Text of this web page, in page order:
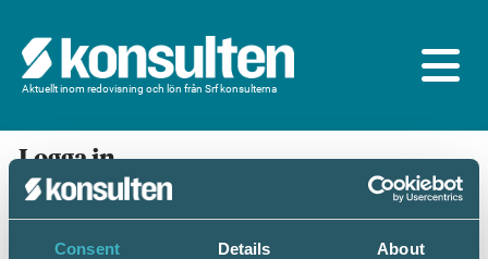
Consent Details About
Aktuellt inom redovisning och lön från Srf konsulterna
Logga in
En prenumeration ingår för dig som är
medlem/ansluten till Srf konsulterna. Du loggar in
med BankID eller samma lösenord som du har på